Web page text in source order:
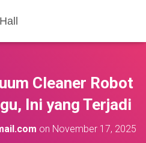
Cleaner Robot
Ini yang Terjadi
on November 17, 2025